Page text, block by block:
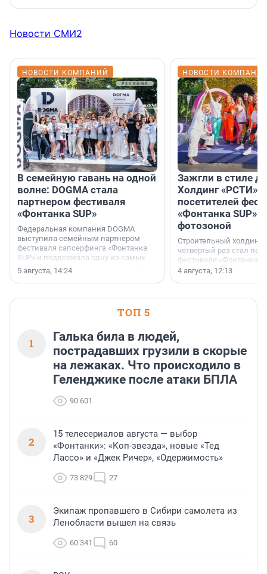
Новости СМИ2
НОВОСТИ КОМПАНИЙ
В семейную гавань на одной
волне: DOGMA стала
партнером фестиваля
«Фонтанка SUP»
Федеральная компания DOGMA
выступила семейным партнером
фестиваля сапсерфинга «Фонтанка
SUP» и поддержала одну из самых
ярких и романтичных номинаций —
«SUP-свадьба».
5 августа, 14:24
НОВОСТИ
Зажгли в стиле
Холдинг «РСТИ»
посетителей
«Фонтанка SUP»
фотозоной
Строительный холдинг
четвертый раз стал
фестиваля «Фонтанка
раз компания
посетителям
4 августа, 12:13
ТОП 5
1
Галька била в людей,
пострадавших грузили в скорые
на лежаках. Что происходило в
Геленджике после атаки БПЛА
90 601
2
15 телесериалов августа — выбор
«Фонтанки»: «Коп-звезда», новые «Тед
Лассо» и «Джек Ричер», «Одержимость»
73 829 27
3
Экипаж пропавшего в Сибири самолета из
Ленобласти вышел на связь
60 341 60